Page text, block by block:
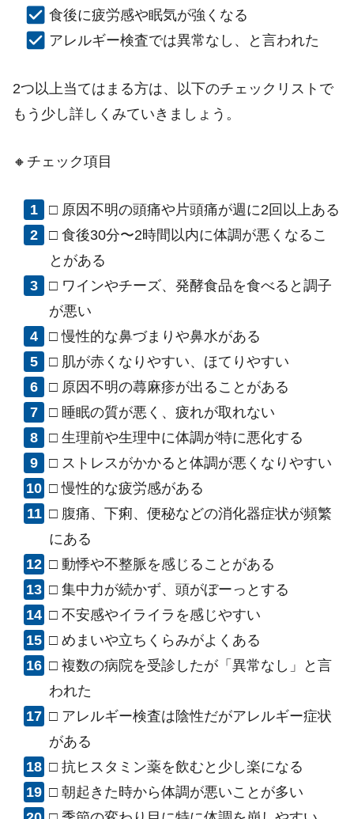
食後に疲労感や眠気が強くなる
アレルギー検査では異常なし、と言われた
2つ以上当てはまる方は、以下のチェックリストで
もう少し詳しくみていきましょう。
🔸チェック項目
□ 原因不明の頭痛や片頭痛が週に2回以上ある
□ 食後30分〜2時間以内に体調が悪くなるこ
とがある
□ ワインやチーズ、発酵食品を食べると調子
が悪い
□ 慢性的な鼻づまりや鼻水がある
□ 肌が赤くなりやすい、ほてりやすい
□ 原因不明の蕁麻疹が出ることがある
□ 睡眠の質が悪く、疲れが取れない
□ 生理前や生理中に体調が特に悪化する
□ ストレスがかかると体調が悪くなりやすい
□ 慢性的な疲労感がある
□ 腹痛、下痢、便秘などの消化器症状が頻繁
にある
□ 動悸や不整脈を感じることがある
□ 集中力が続かず、頭がぼーっとする
□ 不安感やイライラを感じやすい
□ めまいや立ちくらみがよくある
□ 複数の病院を受診したが「異常なし」と言
われた
□ アレルギー検査は陰性だがアレルギー症状
がある
□ 抗ヒスタミン薬を飲むと少し楽になる
□ 朝起きた時から体調が悪いことが多い